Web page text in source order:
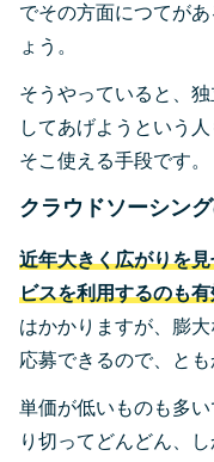
でその方面につてが
ょう。
そうやっていると、
してあげようという
そこ使える手段です。
クラウドソーシン
近年大きく広がりを
ビスを利用するのも
はかかりますが、膨
応募できるので、と
単価が低いものも多
り切ってどんどん、